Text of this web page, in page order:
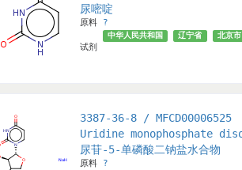
济南市 √
尿嘧啶
原料 ?
试剂
中华人民共和国 辽宁省 北京市
3387-36-8 / MFCD00006525
Uridine monophosphate
尿苷-5-单磷酸二钠盐水合物
原料 ?